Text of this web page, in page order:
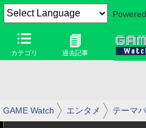
カテゴリ 過去記事
GAME Watch エンタメ テーマ